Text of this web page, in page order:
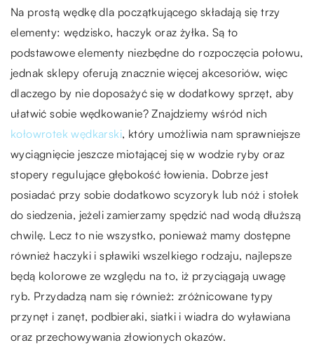
Na prostą wędkę dla początkującego składają się trzy
elementy: wędzisko, haczyk oraz żyłka. Są to
podstawowe elementy niezbędne do rozpoczęcia połowu,
jednak sklepy oferują znacznie więcej akcesoriów, więc
dlaczego by nie doposażyć się w dodatkowy sprzęt, aby
ułatwić sobie wędkowanie? Znajdziemy wśród nich
kołowrotek wędkarski, który umożliwia nam sprawniejsze
wyciągnięcie jeszcze miotającej się w wodzie ryby oraz
stopery regulujące głębokość łowienia. Dobrze jest
posiadać przy sobie dodatkowo scyzoryk lub nóż i stołek
do siedzenia, jeżeli zamierzamy spędzić nad wodą dłuższą
chwilę. Lecz to nie wszystko, ponieważ mamy dostępne
również haczyki i spławiki wszelkiego rodzaju, najlepsze
będą kolorowe ze względu na to, iż przyciągają uwagę
ryb. Przydadzą nam się również: zróżnicowane typy
przynęt i zanęt, podbieraki, siatki i wiadra do wyławiana
oraz przechowywania złowionych okazów.